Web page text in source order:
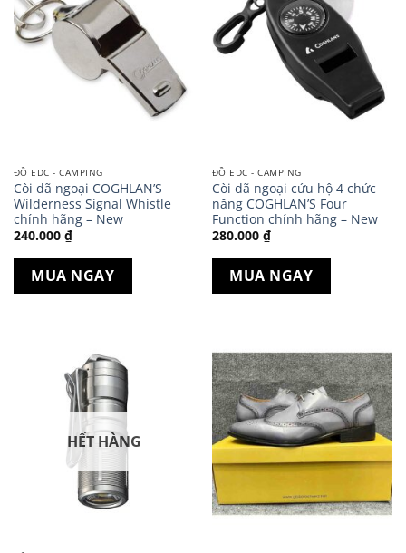
ĐỒ EDC - CAMPING
Còi dã ngoại COGHLAN’S
Wilderness Signal Whistle
chính hãng – New
240.000 ₫
MUA NGAY
ĐỒ EDC - CAMPING
Còi dã ngoại cứu hộ 4 chức
năng COGHLAN’S Four
Function chính hãng – New
280.000 ₫
MUA NGAY
HẾT HÀNG